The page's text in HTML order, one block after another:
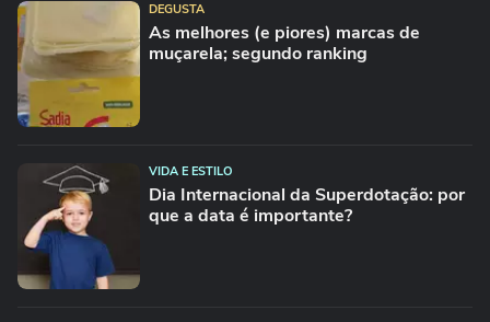
DEGUSTA
As melhores (e piores) marcas de
muçarela; segundo ranking
VIDA E ESTILO
Dia Internacional da Superdotação: por
que a data é importante?